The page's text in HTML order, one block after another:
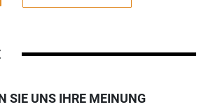
SIE UNS IHRE MEINUNG